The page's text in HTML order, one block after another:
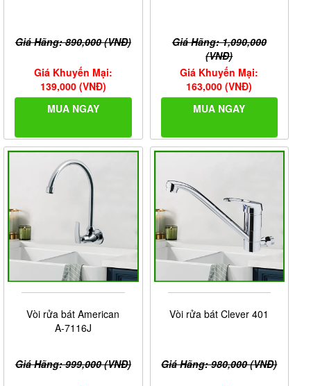
Giá Hãng: 890,000 (VNĐ)
Giá Khuyến Mại:
139,000 (VNĐ)
MUA NGAY
Giá Hãng: 1,090,000
(VNĐ)
Giá Khuyến Mại:
163,000 (VNĐ)
MUA NGAY
Vòi rửa bát American
A-7116J
Giá Hãng: 999,000 (VNĐ)
Vòi rửa bát Clever 401
Giá Hãng: 980,000 (VNĐ)